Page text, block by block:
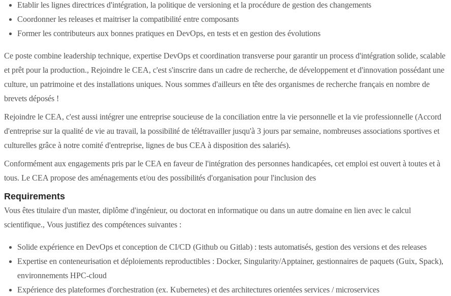
Etablir les lignes directrices d'intégration, la politique de versioning et la procédure de gestion des changements
Coordonner les releases et maitriser la compatibilité entre composants
Former les contributeurs aux bonnes pratiques en DevOps, en tests et en gestion des évolutions
Ce poste combine leadership technique, expertise DevOps et coordination transverse pour garantir un process d'intégration solide, scalable
et prêt pour la production., Rejoindre le CEA, c'est s'inscrire dans un cadre de recherche, de développement et d'innovation possédant une
culture, un patrimoine et des installations uniques. Nous sommes d'ailleurs en tête des organismes de recherche français en nombre de
brevets déposés !
Rejoindre le CEA, c'est aussi intégrer une entreprise soucieuse de la conciliation entre la vie personnelle et la vie professionnelle (Accord
d'entreprise sur la qualité de vie au travail, la possibilité de télétravailler jusqu'à 3 jours par semaine, nombreuses associations sportives et
culturelles grâce à notre comité d'entreprise, lignes de bus CEA à disposition des salariés).
Conformément aux engagements pris par le CEA en faveur de l'intégration des personnes handicapées, cet emploi est ouvert à toutes et à
tous. Le CEA propose des aménagements et/ou des possibilités d'organisation pour l'inclusion des
Requirements
Vous êtes titulaire d'un master, diplôme d'ingénieur, ou doctorat en informatique ou dans un autre domaine en lien avec le calcul
scientifique., Vous justifiez des compétences suivantes :
Solide expérience en DevOps et conception de CI/CD (Github ou Gitlab) : tests automatisés, gestion des versions et des releases
Expertise en conteneurisation et déploiements reproductibles : Docker, Singularity/Apptainer, gestionnaires de paquets (Guix, Spack),
environnements HPC-cloud
Expérience des plateformes d'orchestration (ex. Kubernetes) et des architectures orientées services / microservices